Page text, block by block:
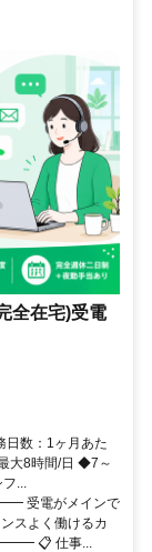
全在宅)受電
日数：1ヶ月あた
大8時間/日 ◆7～
...
受電がメインで
スよく働けるカ
📋 仕事...